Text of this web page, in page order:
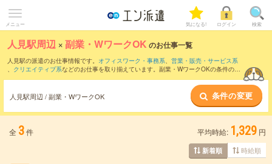
メニュー 気になる! ログイン 検索
人見駅周辺 ×副業・WワークOK のお仕事一覧
人見駅の派遣のお仕事情報です。 オフィスワーク・事務系、 営業・販売・サービス系
、 クリエイティブ系などのお仕事を取り揃えています。副業・WワークOKの条件の他
人見駅周辺 / 副業・WワークOK 条件の変更
全 3件 平均時給: 1,329 円
新着順 時給順